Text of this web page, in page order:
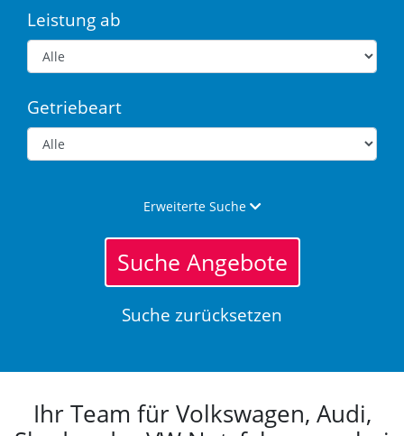
Leistung ab
Getriebeart
Erweiterte Suche
Suche Angebote
Suche zurücksetzen
Ihr Team für Volkswagen, Audi,